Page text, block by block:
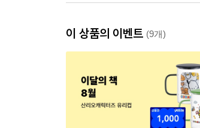
이 상품의 이벤트 (9개)